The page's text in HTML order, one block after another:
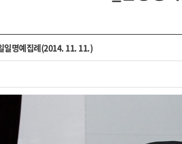
일명예집례(2014. 11. 11.)